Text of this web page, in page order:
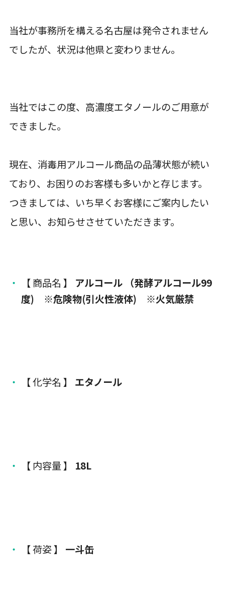
当社が事務所を構える名古屋は発令されません
でしたが、状況は他県と変わりません。
当社ではこの度、高濃度エタノールのご用意が
できました。
現在、消毒用アルコール商品の品薄状態が続い
ており、お困りのお客様も多いかと存じます。
つきましては、いち早くお客様にご案内したい
と思い、お知らせさせていただきます。
【 商品名 】 アルコール （発酵アルコール99
度) ※危険物(引火性液体) ※火気厳禁
【 化学名 】 エタノール
【 内容量 】 18L
【 荷姿 】 一斗缶